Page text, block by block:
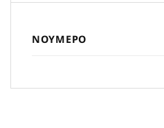
ΝΟΎΜΕΡΟ